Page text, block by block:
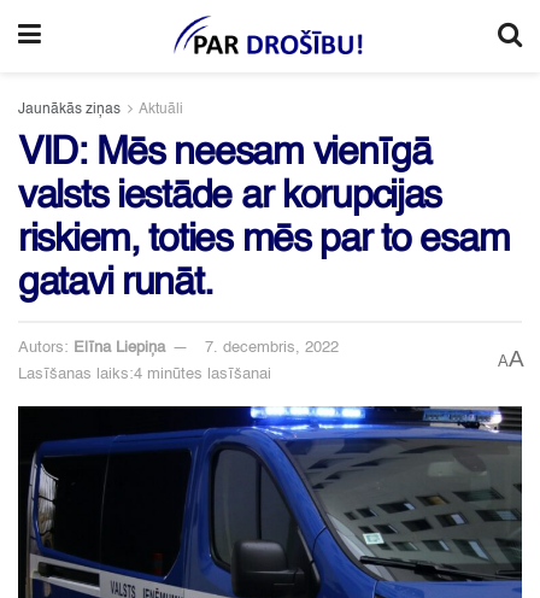
Jaunākās ziņas Aktuāli
VID: Mēs neesam vienīgā
valsts iestāde ar korupcijas
riskiem, toties mēs par to esam
gatavi runāt.
Autors: Elīna Liepiņa
7. decembris, 2022
Lasīšanas laiks:4 minūtes lasīšanai
AA